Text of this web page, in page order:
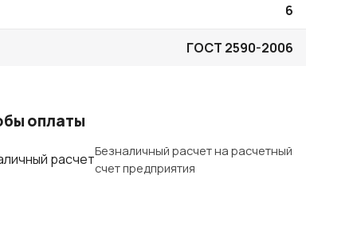
6
ГОСТ 2590-2006
оплаты
Безналичный расчет на расчетный
счет предприятия